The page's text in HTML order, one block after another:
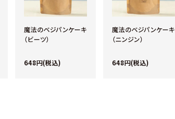
魔法のベジパンケーキ
（ビーツ）
648円(税込)
魔法のベジパンケーキ
（ニンジン）
648円(税込)